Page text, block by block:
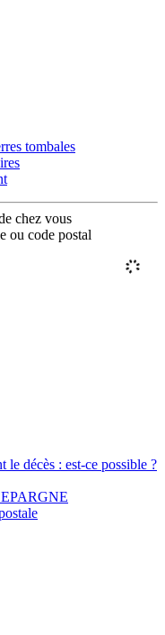
tombales
chez vous
ou code postal
le décès : est-ce possible ?